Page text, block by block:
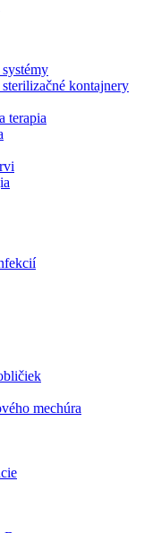
poradenstvo
náhrady funkcie
a navštívte nás.
kontajnery
terapia
mechúra